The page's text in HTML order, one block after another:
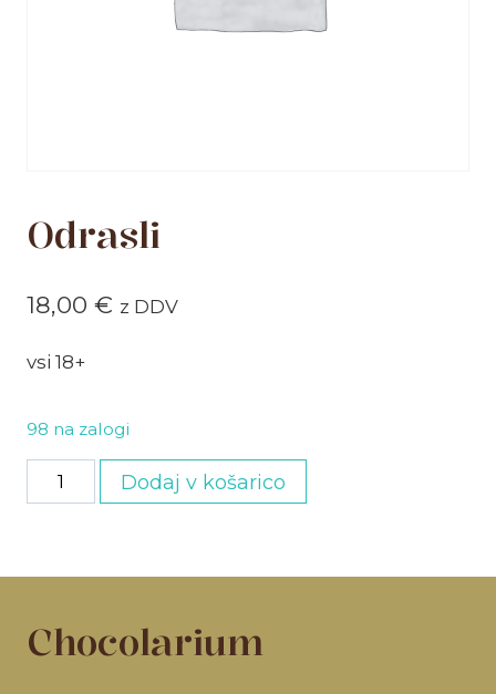
Odrasli
18,00 € z DDV
vsi 18+
98 na zalogi
Odrasli
količina
Dodaj v košarico
Chocolarium